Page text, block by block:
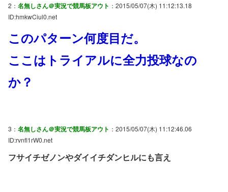
2： 名無しさん＠実況で競馬板アウト ：2015/05/07(木) 11:12:13.18
ID:hmkwCiul0.net
このパターン何度目だ。
ここはトライアルに全力投球なの
か？
3： 名無しさん＠実況で競馬板アウト ：2015/05/07(木) 11:12:46.06
ID:rvnfl1rW0.net
フサイチゼノンやダイイチダンヒルにも言え